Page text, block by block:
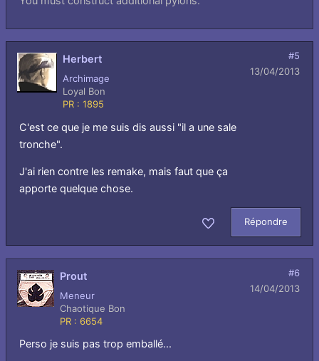
Herbert
Archimage
Loyal Bon
PR : 1895
#5
13/04/2013
C'est ce que je me suis dis aussi "il a une sale
tronche".
J'ai rien contre les remake, mais faut que ça
apporte quelque chose.
Répondre
Prout
Meneur
Chaotique Bon
PR : 6654
#6
14/04/2013
Perso je suis pas trop emballé...